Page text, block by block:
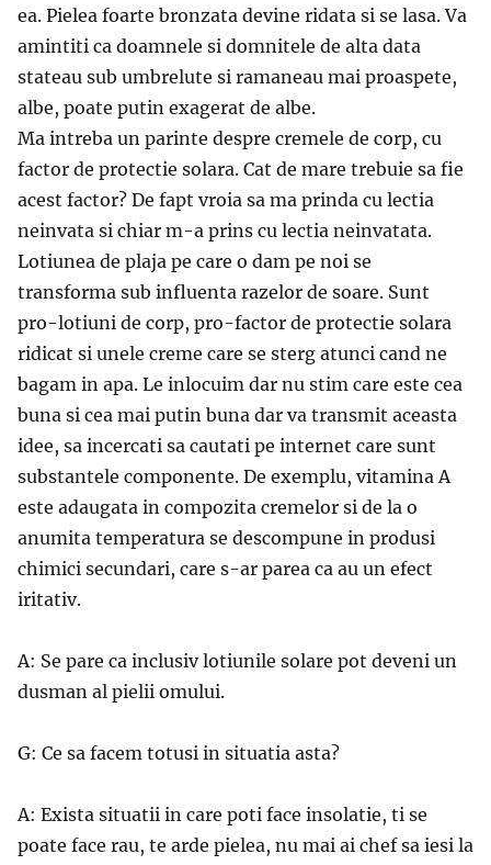
ea. Pielea foarte bronzata devine ridata si se lasa. Va
amintiti ca doamnele si domnitele de alta data
stateau sub umbrelute si ramaneau mai proaspete,
albe, poate putin exagerat de albe.
Ma intreba un parinte despre cremele de corp, cu
factor de protectie solara. Cat de mare trebuie sa fie
acest factor? De fapt vroia sa ma prinda cu lectia
neinvata si chiar m-a prins cu lectia neinvatata.
Lotiunea de plaja pe care o dam pe noi se
transforma sub influenta razelor de soare. Sunt
pro-lotiuni de corp, pro-factor de protectie solara
ridicat si unele creme care se sterg atunci cand ne
bagam in apa. Le inlocuim dar nu stim care este cea
buna si cea mai putin buna dar va transmit aceasta
idee, sa incercati sa cautati pe internet care sunt
substantele componente. De exemplu, vitamina A
este adaugata in compozita cremelor si de la o
anumita temperatura se descompune in produsi
chimici secundari, care s-ar parea ca au un efect
iritativ.
A: Se pare ca inclusiv lotiunile solare pot deveni un
dusman al pielii omului.
G: Ce sa facem totusi in situatia asta?
A: Exista situatii in care poti face insolatie, ti se
poate face rau, te arde pielea, nu mai ai chef sa iesi la